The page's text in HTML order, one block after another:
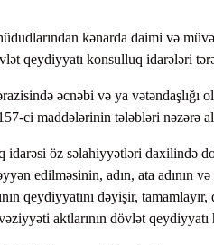
kənarda daimi və
qeydiyyatı konsulluq idarələri
əcnəbi və ya vətəndaşlığı
ci maddələrinin tələbləri nəzərə
öz səlahiyyətləri daxilində
edilməsinin, adın, ata adının
qeydiyyatını dəyişir,
aktlarının dövlət